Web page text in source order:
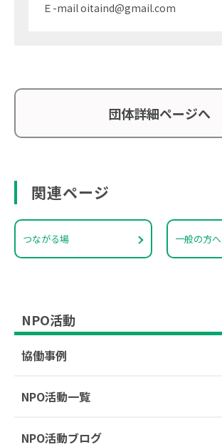
Ｅ-mail oitaind@gmail.com
団体詳細ページへ
関連ページ
つながる場 一般の方へ
NPO活動
協働事例
NPO活動一覧
NPO活動ブログ